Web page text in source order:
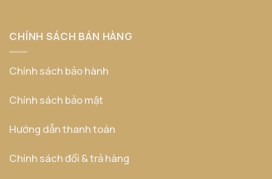
CHÍNH SÁCH BÁN HÀNG
Chính sách bảo hành
Chính sách bảo mật
Hướng dẫn thanh toán
Chính sách đổi & trả hàng